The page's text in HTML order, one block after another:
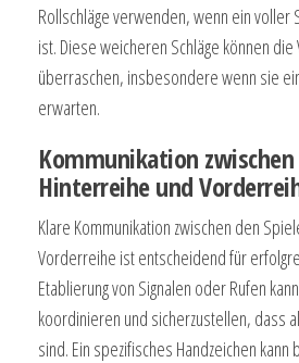
Rollschläge verwenden, wenn ein voller
ist. Diese weicheren Schläge können die
überraschen, insbesondere wenn sie
erwarten.
Kommunikation
Hinterreihe und
Klare Kommunikation zwischen den
Vorderreihe ist entscheidend für
Etablierung von Signalen oder Rufen
koordinieren und sicherzustellen, dass
sind. Ein spezifisches Handzeichen